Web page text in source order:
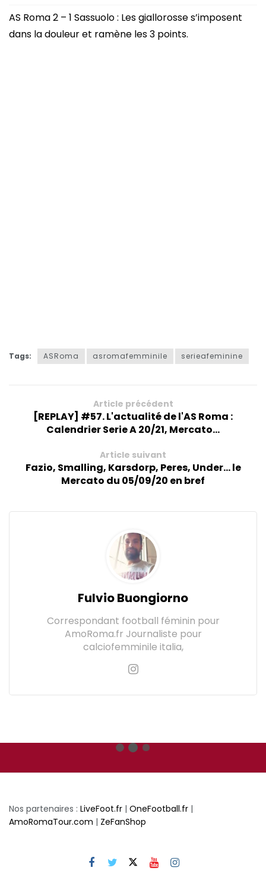
AS Roma 2 – 1 Sassuolo : Les giallorosse s’imposent
dans la douleur et ramène les 3 points.
Tags: ASRoma asromafemminile serieafeminine
Article précédent
[REPLAY] #57. L'actualité de l'AS Roma :
Calendrier Serie A 20/21, Mercato...
Article suivant
Fazio, Smalling, Karsdorp, Peres, Under... le
Mercato du 05/09/20 en bref
Fulvio Buongiorno
Correspondant football féminin pour
AmoRoma.fr Journaliste pour
calciofemminile italia,